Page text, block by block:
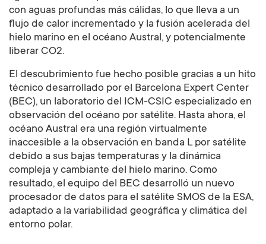
con aguas profundas más cálidas, lo que lleva a un
flujo de calor incrementado y la fusión acelerada del
hielo marino en el océano Austral, y potencialmente
liberar CO2.
El descubrimiento fue hecho posible gracias a un hito
técnico desarrollado por el Barcelona Expert Center
(BEC), un laboratorio del ICM-CSIC especializado en
observación del océano por satélite. Hasta ahora, el
océano Austral era una región virtualmente
inaccesible a la observación en banda L por satélite
debido a sus bajas temperaturas y la dinámica
compleja y cambiante del hielo marino. Como
resultado, el equipo del BEC desarrolló un nuevo
procesador de datos para el satélite SMOS de la ESA,
adaptado a la variabilidad geográfica y climática del
entorno polar.